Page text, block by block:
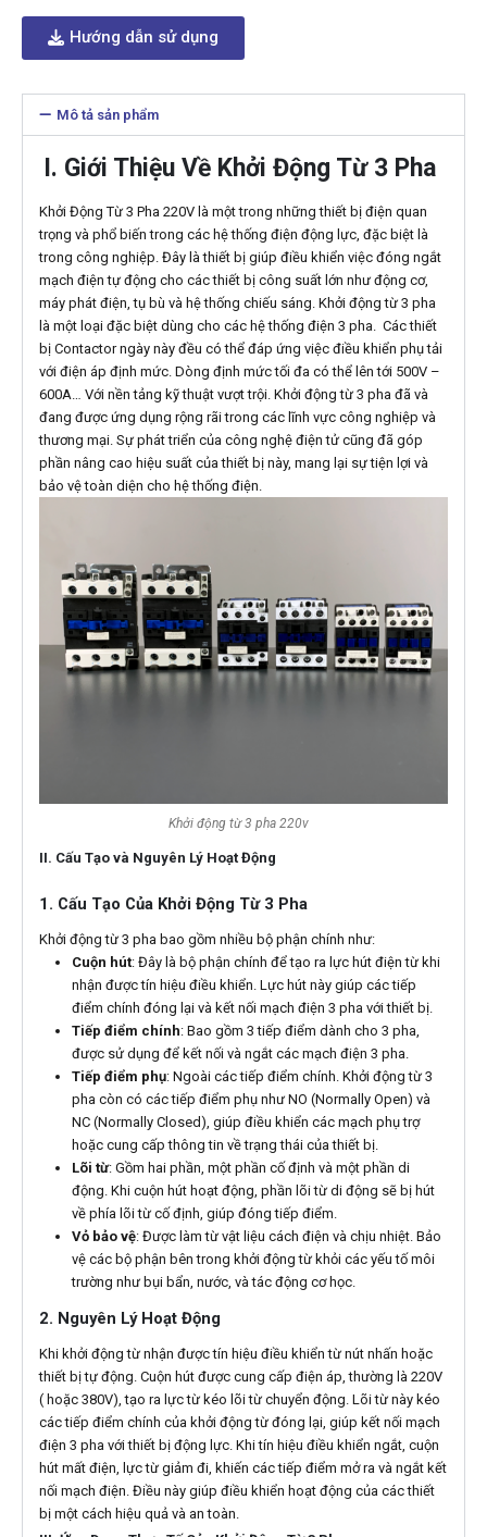
Hướng dẫn sử dụng
Mô tả sản phẩm
I. Giới Thiệu Về Khởi Động Từ 3 Pha
Khởi Động Từ 3 Pha 220V là một trong những thiết bị điện quan
trọng và phổ biến trong các hệ thống điện động lực, đặc biệt là
trong công nghiệp. Đây là thiết bị giúp điều khiển việc đóng ngắt
mạch điện tự động cho các thiết bị công suất lớn như động cơ,
máy phát điện, tụ bù và hệ thống chiếu sáng. Khởi động từ 3 pha
là một loại đặc biệt dùng cho các hệ thống điện 3 pha. Các thiết
bị Contactor ngày này đều có thể đáp ứng việc điều khiển phụ tải
với điện áp định mức. Dòng định mức tối đa có thể lên tới 500V –
600A… Với nền tảng kỹ thuật vượt trội. Khởi động từ 3 pha đã và
đang được ứng dụng rộng rãi trong các lĩnh vực công nghiệp và
thương mại. Sự phát triển của công nghệ điện tử cũng đã góp
phần nâng cao hiệu suất của thiết bị này, mang lại sự tiện lợi và
bảo vệ toàn diện cho hệ thống điện.
Khởi động từ 3 pha 220v
II. Cấu Tạo và Nguyên Lý Hoạt Động
1. Cấu Tạo Của Khởi Động Từ 3 Pha
Khởi động từ 3 pha bao gồm nhiều bộ phận chính như:
Cuộn hút: Đây là bộ phận chính để tạo ra lực hút điện từ khi
nhận được tín hiệu điều khiển. Lực hút này giúp các tiếp
điểm chính đóng lại và kết nối mạch điện 3 pha với thiết bị.
Tiếp điểm chính: Bao gồm 3 tiếp điểm dành cho 3 pha,
được sử dụng để kết nối và ngắt các mạch điện 3 pha.
Tiếp điểm phụ: Ngoài các tiếp điểm chính. Khởi động từ 3
pha còn có các tiếp điểm phụ như NO (Normally Open) và
NC (Normally Closed), giúp điều khiển các mạch phụ trợ
hoặc cung cấp thông tin về trạng thái của thiết bị.
Lõi từ: Gồm hai phần, một phần cố định và một phần di
động. Khi cuộn hút hoạt động, phần lõi từ di động sẽ bị hút
về phía lõi từ cố định, giúp đóng tiếp điểm.
Vỏ bảo vệ: Được làm từ vật liệu cách điện và chịu nhiệt. Bảo
vệ các bộ phận bên trong khởi động từ khỏi các yếu tố môi
trường như bụi bẩn, nước, và tác động cơ học.
2. Nguyên Lý Hoạt Động
Khi khởi động từ nhận được tín hiệu điều khiển từ nút nhấn hoặc
thiết bị tự động. Cuộn hút được cung cấp điện áp, thường là 220V
( hoặc 380V), tạo ra lực từ kéo lõi từ chuyển động. Lõi từ này kéo
các tiếp điểm chính của khởi động từ đóng lại, giúp kết nối mạch
điện 3 pha với thiết bị động lực. Khi tín hiệu điều khiển ngắt, cuộn
hút mất điện, lực từ giảm đi, khiến các tiếp điểm mở ra và ngắt kết
nối mạch điện. Điều này giúp điều khiển hoạt động của các thiết
bị một cách hiệu quả và an toàn.